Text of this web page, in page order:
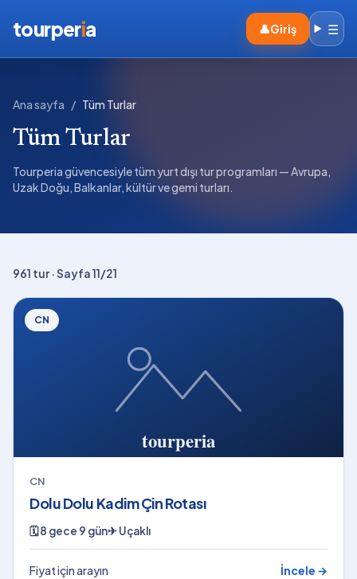
tourperia 👤Giriş ☰
Ana sayfa / Tüm Turlar
Tüm Turlar
Tourperia güvencesiyle tüm yurt dışı tur programları — Avrupa,
Uzak Doğu, Balkanlar, kültür ve gemi turları.
961 tur · Sayfa 11/21
CN
CN
Dolu Dolu Kadim Çin Rotası
🗓8 gece 9 gün✈Uçaklı
Fiyat için arayın İncele →